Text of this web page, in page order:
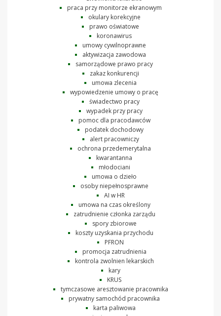
praca przy monitorze ekranowym
okulary korekcyjne
prawo oświatowe
koronawirus
umowy cywilnoprawne
aktywizacja zawodowa
samorządowe prawo pracy
zakaz konkurencji
umowa zlecenia
wypowiedzenie umowy o pracę
świadectwo pracy
wypadek przy pracy
pomoc dla pracodawców
podatek dochodowy
alert pracowniczy
ochrona przedemerytalna
kwarantanna
młodociani
umowa o dzieło
osoby niepełnosprawne
AI w HR
umowa na czas określony
zatrudnienie członka zarządu
spory zbiorowe
koszty uzyskania przychodu
PFRON
promocja zatrudnienia
kontrola zwolnien lekarskich
kary
KRUS
tymczasowe aresztowanie pracownika
prywatny samochód pracownika
karta paliwowa